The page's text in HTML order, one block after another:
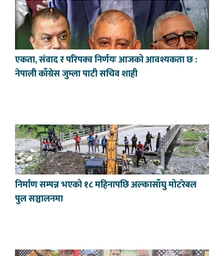
एकता, संवाद र परिपक्व निर्णयः आजको आवश्यकता छ :
नेपाली काँग्रेस जुम्ला पाटी सचिव शाही
निर्माण सम्पन्न भएको १८ महिनापछि अल्कासाँघु मोटरेबल
पुल सञ्चालनमा